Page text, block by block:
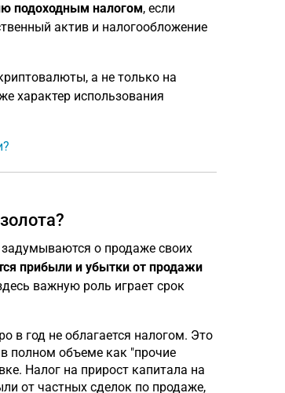
подоходным налогом, если
актив и налогообложение
а не только на
характер использования
задумываются о продаже своих
прибыли и убытки от продажи
важную роль играет срок
в год не облагается налогом. Это
полном объеме как "прочие
Налог на прирост капитала на
от частных сделок по продаже,